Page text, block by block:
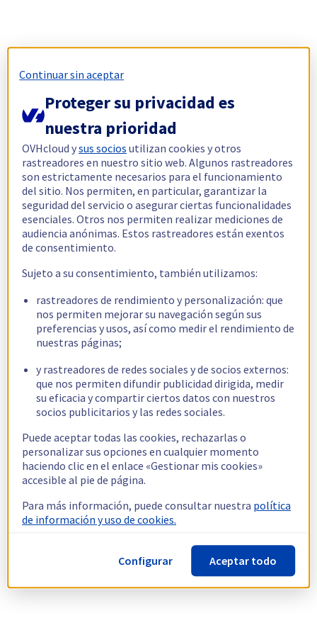
Continuar sin aceptar
Proteger su privacidad es
nuestra prioridad
OVHcloud ysus socios utilizan cookies y otros
rastreadores en nuestro sitio web. Algunos rastreadores
son estrictamente necesarios para el funcionamiento
del sitio. Nos permiten, en particular, garantizar la
seguridad del servicio o asegurar ciertas funcionalidades
esenciales. Otros nos permiten realizar mediciones de
audiencia anónimas. Estos rastreadores están exentos
de consentimiento.
Sujeto a su consentimiento, también utilizamos:
rastreadores de rendimiento y personalización: que
nos permiten mejorar su navegación según sus
preferencias y usos, así como medir el rendimiento de
nuestras páginas;
y rastreadores de redes sociales y de socios externos:
que nos permiten difundir publicidad dirigida, medir
su eficacia y compartir ciertos datos con nuestros
socios publicitarios y las redes sociales.
Puede aceptar todas las cookies, rechazarlas o
personalizar sus opciones en cualquier momento
haciendo clic en el enlace «Gestionar mis cookies»
accesible al pie de página.
Para más información, puede consultar nuestra política
de información y uso de cookies.
Configurar Aceptar todo